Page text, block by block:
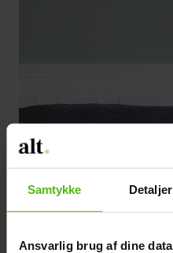
Samtykke Detaljer
Ansvarlig brug af dine data